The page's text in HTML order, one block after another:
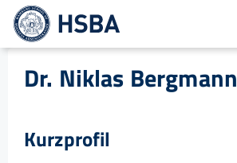
Dr. Niklas Bergmann
Kurzprofil